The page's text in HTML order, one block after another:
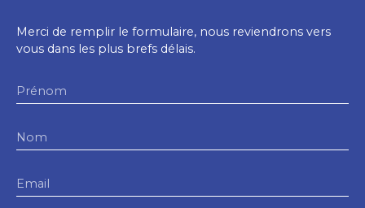
Merci de remplir le formulaire, nous reviendrons vers
vous dans les plus brefs délais.
Prénom
Nom
Email